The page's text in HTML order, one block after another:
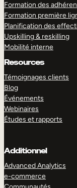
Formation des
Formation première
Planification des
Upskilling & reskilling
Mobilité interne
Resources
Témoignages clients
Blog
Événements
Webinaires
Études et rapports
Additionnel
Advanced Analytics
e-commerce